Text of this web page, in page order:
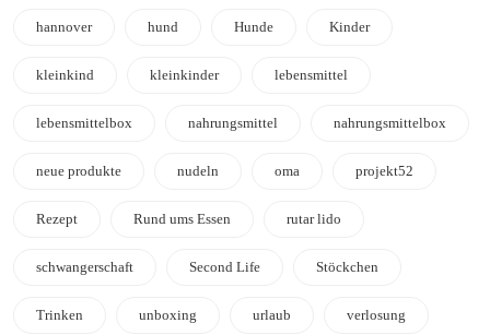
hannover hund Hunde Kinder
kleinkind kleinkinder lebensmittel
lebensmittelbox nahrungsmittel nahrungsmittelbox
neue produkte nudeln oma projekt52
Rezept Rund ums Essen rutar lido
schwangerschaft Second Life Stöckchen
Trinken unboxing urlaub verlosung